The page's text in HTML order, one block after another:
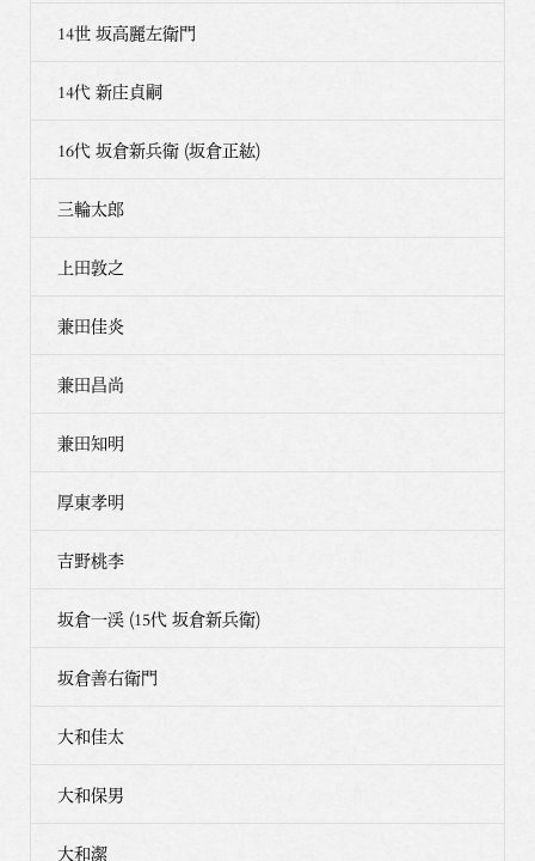
14世 坂高麗左衛門
14代 新庄貞嗣
16代 坂倉新兵衛 (坂倉正紘)
三輪太郎
上田敦之
兼田佳炎
兼田昌尚
兼田知明
厚東孝明
吉野桃李
坂倉一渓 (15代 坂倉新兵衛)
坂倉善右衛門
大和佳太
大和保男
大和潔